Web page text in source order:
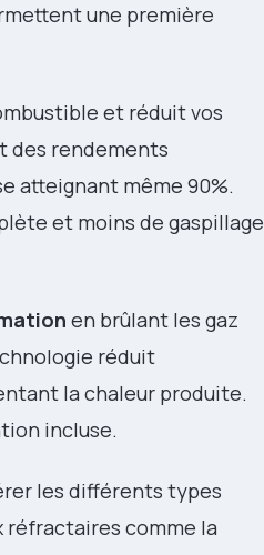
une première
et réduit vos
des rendements
atteignant même 90%.
et moins de gaspillage
en brûlant les gaz
réduit
la chaleur produite.
incluse.
les différents types
réfractaires comme la